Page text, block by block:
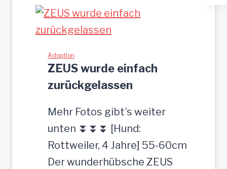
a
t
e
s
u
c
t
A
ü
b
s
c
e
Adoption
ZEUS wurde einfach
zurückgelassen
Mehr Fotos gibt’s weiter
unten ⏬⏬⏬ [Hund:
Rottweiler, 4 Jahre] 55-60cm
Der wunderhübsche ZEUS